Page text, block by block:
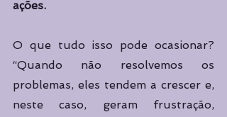
ações.
O que tudo isso pode ocasionar?
“Quando não resolvemos os
problemas, eles tendem a crescer e,
neste caso, geram frustração,